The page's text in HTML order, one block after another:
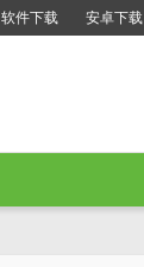
软件下载 安卓下载